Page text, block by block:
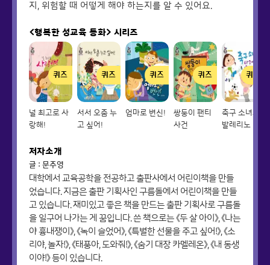
지, 위험할 때 어떻게 해야 하는지를 알 수 있어요.
<행복한 성교육 동화> 시리즈
퀴즈
널 최고로 사
랑해!
퀴즈
서서 오줌 누
고 싶어!
퀴즈
엄마로 변신!
퀴즈
쌍둥이 팬티
사건
퀴즈
축구 소녀와
발레리노
저자소개
글 : 문주영
대학에서 교육공학을 전공하고 출판사에서 어린이책을 만들
었습니다. 지금은 출판 기획사인 구름돌에서 어린이책을 만들
고 있습니다. 재미있고 좋은 책을 만드는 출판 기획사로 구름돌
을 일구어 나가는 게 꿈입니다. 쓴 책으로는 《두 살 아이》, 《나는
야 흉내쟁이》, 《녹이 슬었어》, 《특별한 선물을 주고 싶어!》, 《소
리야, 놀자!》, 《태풍아, 도와줘!》, 《숨기 대장 카멜레온》, 《내 동생
이야!》 등이 있습니다.